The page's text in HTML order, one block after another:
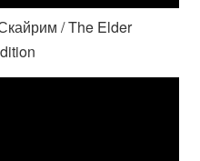
/ The Elder